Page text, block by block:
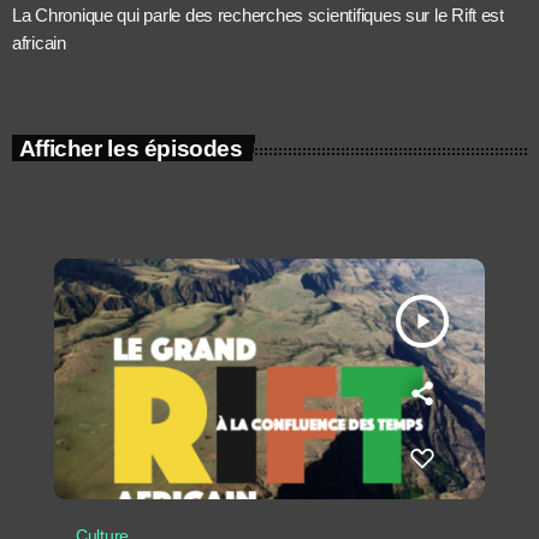
La Chronique qui parle des recherches scientifiques sur le Rift est
africain
Afficher les épisodes
play_arrow